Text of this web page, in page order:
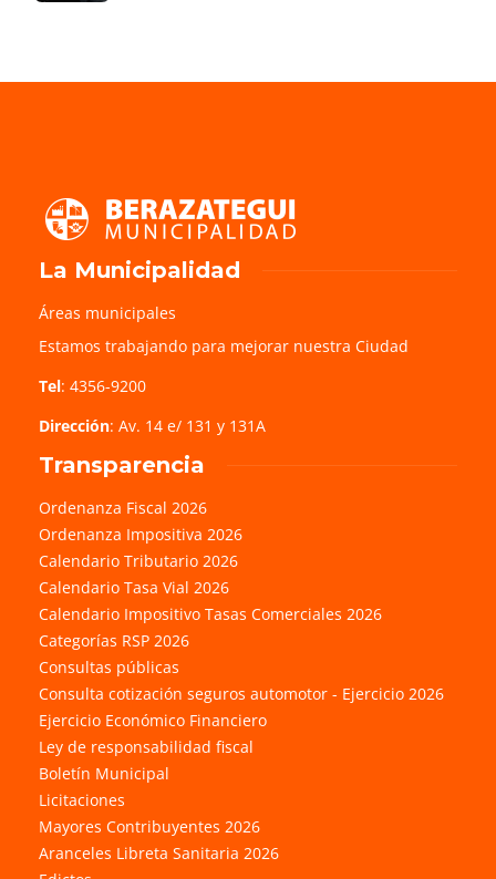
La Municipalidad
Áreas municipales
Estamos trabajando para mejorar nuestra Ciudad
Tel: 4356-9200
Dirección: Av. 14 e/ 131 y 131A
Transparencia
Ordenanza Fiscal 2026
Ordenanza Impositiva 2026
Calendario Tributario 2026
Calendario Tasa Vial 2026
Calendario Impositivo Tasas Comerciales 2026
Categorías RSP 2026
Consultas públicas
Consulta cotización seguros automotor - Ejercicio 2026
Ejercicio Económico Financiero
Ley de responsabilidad fiscal
Boletín Municipal
Licitaciones
Mayores Contribuyentes 2026
Aranceles Libreta Sanitaria 2026